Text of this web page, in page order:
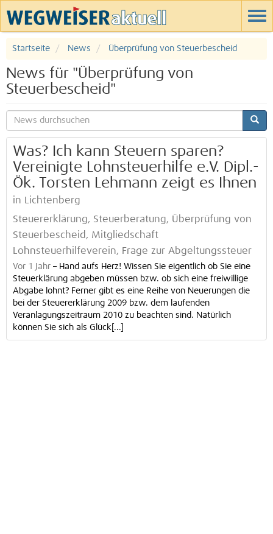
Startseite News Überprüfung von Steuerbescheid
News für "Überprüfung von
Steuerbescheid"
Was? Ich kann Steuern sparen?
Vereinigte Lohnsteuerhilfe e.V. Dipl.-
Ök. Torsten Lehmann zeigt es Ihnen
in Lichtenberg
Steuererklärung, Steuerberatung, Überprüfung von
Steuerbescheid, Mitgliedschaft
Lohnsteuerhilfeverein, Frage zur Abgeltungssteuer
Vor 1 Jahr – Hand aufs Herz! Wissen Sie eigentlich ob Sie eine
Steuerklärung abgeben müssen bzw. ob sich eine freiwillige
Abgabe lohnt? Ferner gibt es eine Reihe von Neuerungen die
bei der Steuererklärung 2009 bzw. dem laufenden
Veranlagungszeitraum 2010 zu beachten sind. Natürlich
können Sie sich als Glück[...]